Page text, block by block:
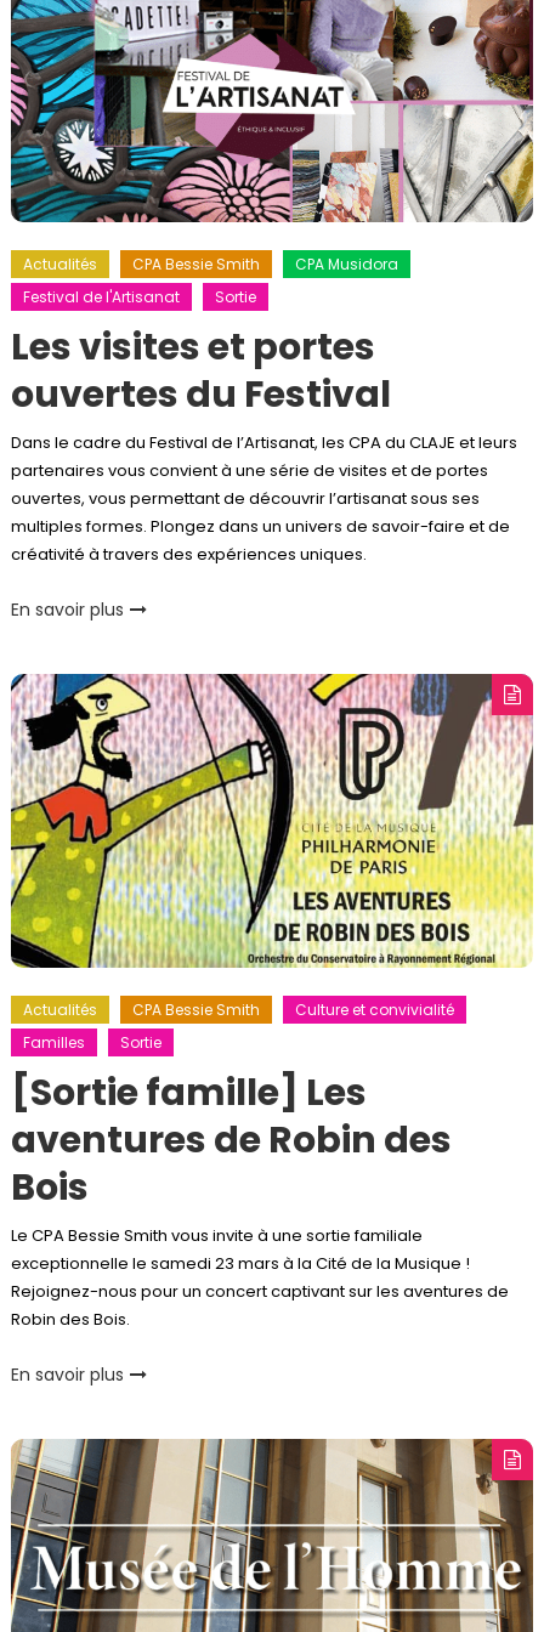
Actualités CPA Bessie Smith
CPA Musidora
Festival de l'Artisanat
Sortie
Les visites et portes
ouvertes du Festival
Dans le cadre du Festival de l’Artisanat, les CPA du CLAJE et leurs
partenaires vous convient à une série de visites et de portes
ouvertes, vous permettant de découvrir l’artisanat sous ses
multiples formes. Plongez dans un univers de savoir-faire et de
créativité à travers des expériences uniques.
En savoir plus
Actualités CPA Bessie Smith
Culture et convivialité
Familles
Sortie
[Sortie famille] Les
aventures de Robin des
Bois
Le CPA Bessie Smith vous invite à une sortie familiale
exceptionnelle le samedi 23 mars à la Cité de la Musique !
Rejoignez-nous pour un concert captivant sur les aventures de
Robin des Bois.
En savoir plus